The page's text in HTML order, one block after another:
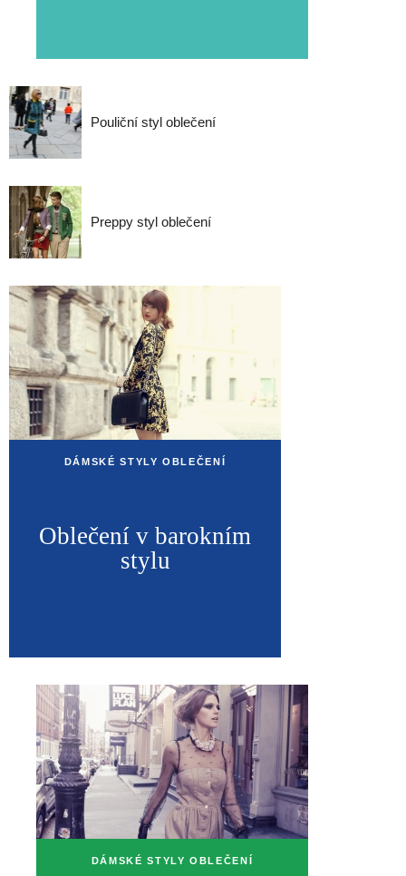
Pouliční styl oblečení
Preppy styl oblečení
DÁMSKÉ STYLY OBLEČENÍ
Oblečení v barokním
stylu
DÁMSKÉ STYLY OBLEČENÍ